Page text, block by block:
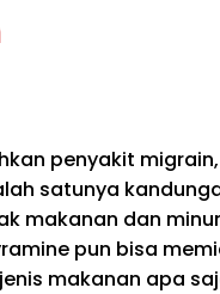
penyakit
satunya
makanan dan
pun bisa
makanan apa